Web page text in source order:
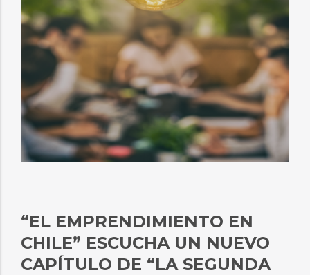
“EL EMPRENDIMIENTO EN
CHILE” ESCUCHA UN NUEVO
CAPÍTULO DE “LA SEGUNDA